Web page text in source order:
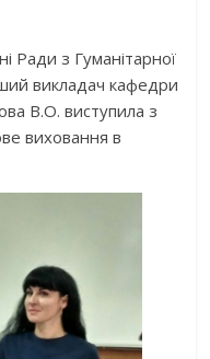
Ради з Гуманітарної
викладач кафедри
В.О. виступила з
виховання в